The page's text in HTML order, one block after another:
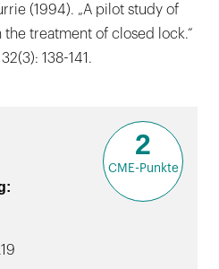
(1994). „A pilot study of
treatment of closed lock.“
138-141.
2
CME-Punkte